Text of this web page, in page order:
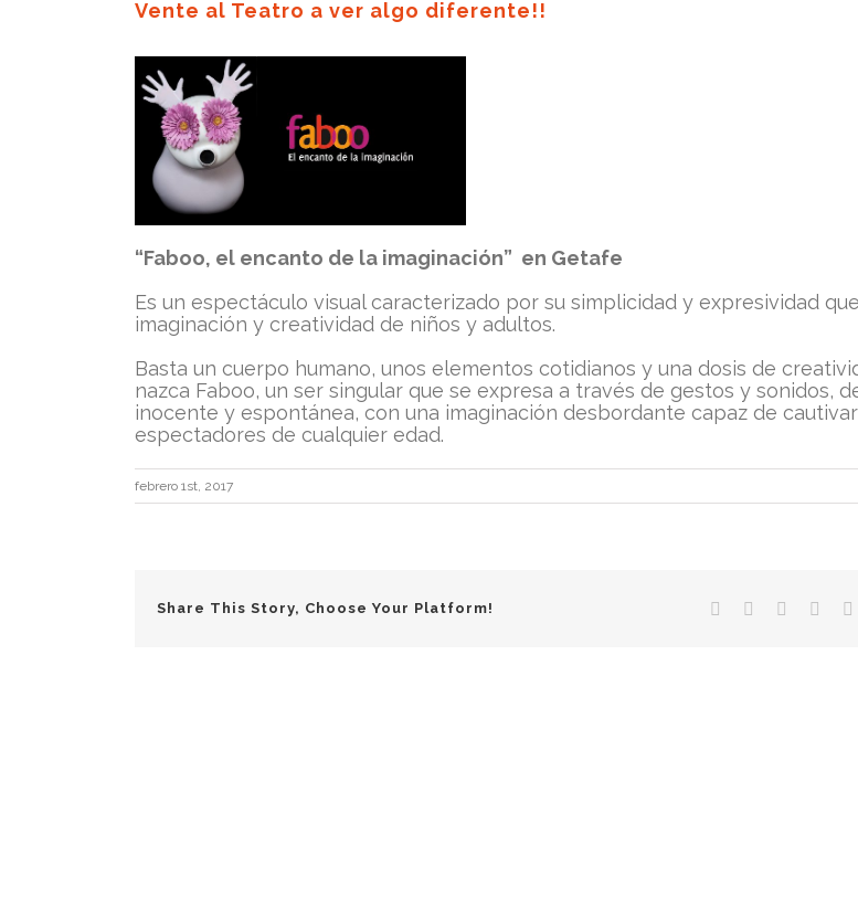
Vente al Teatro a ver algo diferente!!
“Faboo, el encanto de la imaginación” en Getafe
Es un espectáculo visual caracterizado por su simplicidad y expresividad
imaginación y creatividad de niños y adultos.
Basta un cuerpo humano, unos elementos cotidianos y una dosis de
nazca Faboo, un ser singular que se expresa a través de gestos y sonidos,
inocente y espontánea, con una imaginación desbordante capaz de
espectadores de cualquier edad.
febrero 1st, 2017
Share This Story, Choose Your Platform!